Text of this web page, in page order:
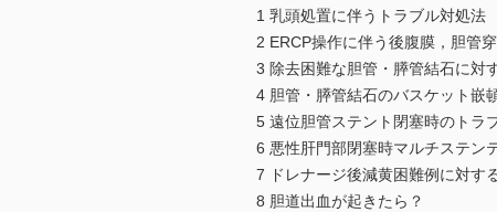
1 乳頭処置に伴うトラブル対処法
2 ERCP操作に伴う後腹膜，胆管
3 除去困難な胆管・膵管結石に対
4 胆管・膵管結石のバスケット嵌
5 遠位胆管ステント閉塞時のトラ
6 悪性肝門部閉塞時マルチステン
7 ドレナージ後減黄困難例に対す
8 胆道出血が起きたら？